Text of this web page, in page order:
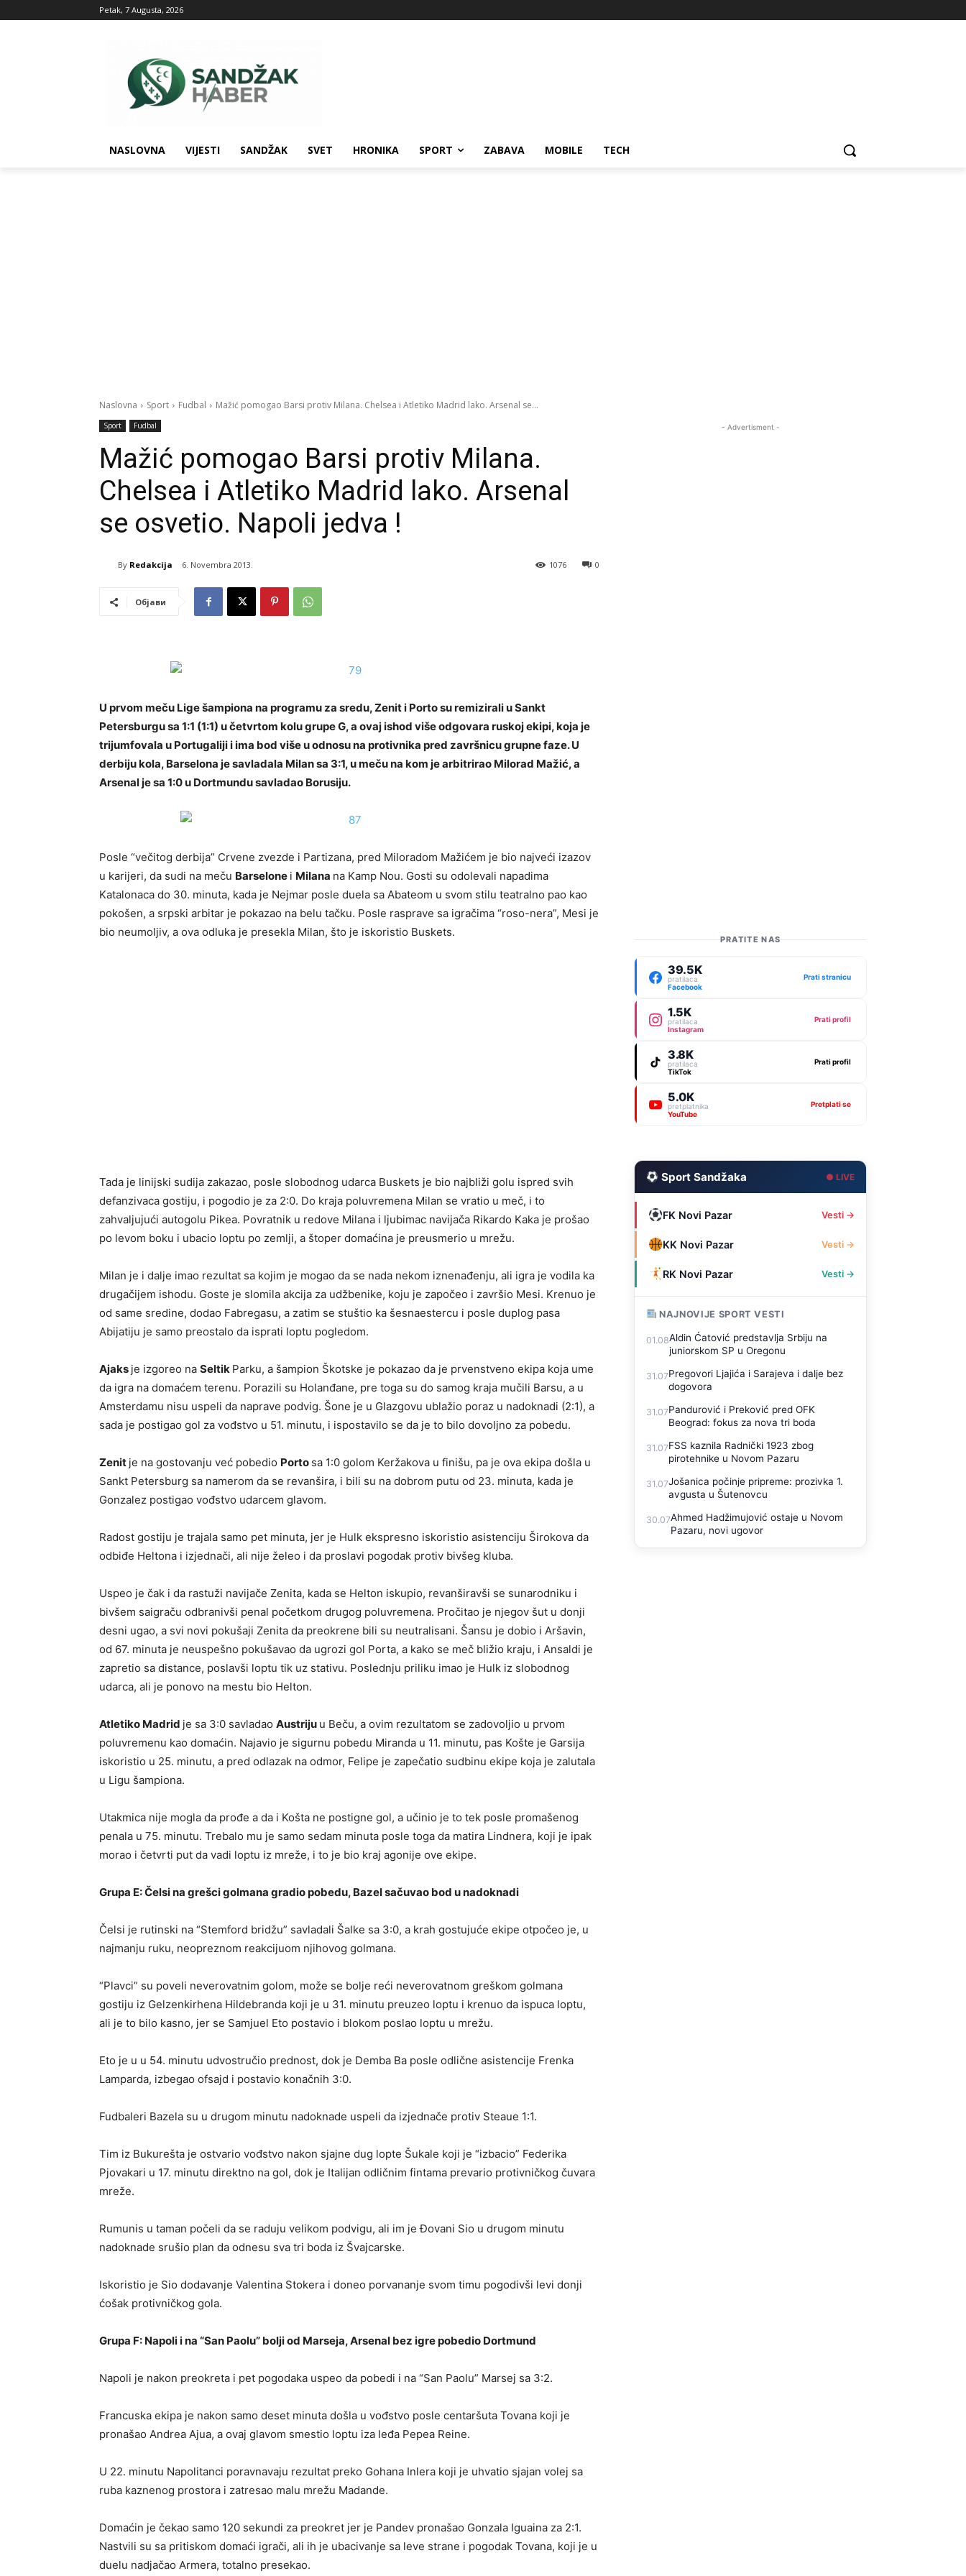
Petak, 7 Augusta, 2026
NASLOVNA VIJESTI SANDŽAK SVET HRONIKA SPORT ZABAVA MOBILE TECH
Naslovna Sport Fudbal Mažić pomogao Barsi protiv Milana. Chelsea i Atletiko Madrid lako. Arsenal se...
Sport Fudbal
Mažić pomogao Barsi protiv Milana.
Chelsea i Atletiko Madrid lako. Arsenal
se osvetio. Napoli jedva !
By Redakcija 6. Novembra 2013. 0
1076
Објави
U prvom meču Lige šampiona na programu za sredu, Zenit i Porto su remizirali u Sankt
Petersburgu sa 1:1 (1:1) u četvrtom kolu grupe G, a ovaj ishod više odgovara ruskoj ekipi, koja je
trijumfovala u Portugaliji i ima bod više u odnosu na protivnika pred završnicu grupne faze. U
derbiju kola, Barselona je savladala Milan sa 3:1, u meču na kom je arbitrirao Milorad Mažić, a
Arsenal je sa 1:0 u Dortmundu savladao Borusiju.
Posle “večitog derbija” Crvene zvezde i Partizana, pred Miloradom Mažićem je bio najveći izazov
u karijeri, da sudi na meču Barselone i Milana na Kamp Nou. Gosti su odolevali napadima
Katalonaca do 30. minuta, kada je Nejmar posle duela sa Abateom u svom stilu teatralno pao kao
pokošen, a srpski arbitar je pokazao na belu tačku. Posle rasprave sa igračima “roso-nera”, Mesi je
bio neumoljiv, a ova odluka je presekla Milan, što je iskoristio Buskets.
Tada je linijski sudija zakazao, posle slobodnog udarca Buskets je bio najbliži golu ispred svih
defanzivaca gostiju, i pogodio je za 2:0. Do kraja poluvremena Milan se vratio u meč, i to
zahvaljujući autogolu Pikea. Povratnik u redove Milana i ljubimac navijača Rikardo Kaka je prošao
po levom boku i ubacio loptu po zemlji, a štoper domaćina je preusmerio u mrežu.
Milan je i dalje imao rezultat sa kojim je mogao da se nada nekom iznenađenju, ali igra je vodila ka
drugačijem ishodu. Goste je slomila akcija za udžbenike, koju je započeo i završio Mesi. Krenuo je
od same sredine, dodao Fabregasu, a zatim se stuštio ka šesnaestercu i posle duplog pasa
Abijatiju je samo preostalo da isprati loptu pogledom.
Ajaks je izgoreo na Seltik Parku, a šampion Škotske je pokazao da je prvenstveno ekipa koja ume
da igra na domaćem terenu. Porazili su Holanđane, pre toga su do samog kraja mučili Barsu, a u
Amsterdamu nisu uspeli da naprave podvig. Šone je u Glazgovu ublažio poraz u nadoknadi (2:1), a
sada je postigao gol za vođstvo u 51. minutu, i ispostavilo se da je to bilo dovoljno za pobedu.
Zenit je na gostovanju već pobedio Porto sa 1:0 golom Keržakova u finišu, pa je ova ekipa došla u
Sankt Petersburg sa namerom da se revanšira, i bili su na dobrom putu od 23. minuta, kada je
Gonzalez postigao vođstvo udarcem glavom.
Radost gostiju je trajala samo pet minuta, jer je Hulk ekspresno iskoristio asistenciju Širokova da
odbiđe Heltona i izjednači, ali nije želeo i da proslavi pogodak protiv bivšeg kluba.
Uspeo je čak i da rastuži navijače Zenita, kada se Helton iskupio, revanširavši se sunarodniku i
bivšem saigraču odbranivši penal početkom drugog poluvremena. Pročitao je njegov šut u donji
desni ugao, a svi novi pokušaji Zenita da preokrene bili su neutralisani. Šansu je dobio i Aršavin,
od 67. minuta je neuspešno pokušavao da ugrozi gol Porta, a kako se meč bližio kraju, i Ansaldi je
zapretio sa distance, poslavši loptu tik uz stativu. Poslednju priliku imao je Hulk iz slobodnog
udarca, ali je ponovo na mestu bio Helton.
Atletiko Madrid je sa 3:0 savladao Austriju u Beču, a ovim rezultatom se zadovoljio u prvom
poluvremenu kao domaćin. Najavio je sigurnu pobedu Miranda u 11. minutu, pas Košte je Garsija
iskoristio u 25. minutu, a pred odlazak na odmor, Felipe je zapečatio sudbinu ekipe koja je zalutala
u Ligu šampiona.
Utakmica nije mogla da prođe a da i Košta ne postigne gol, a učinio je to tek posle promašenog
penala u 75. minutu. Trebalo mu je samo sedam minuta posle toga da matira Lindnera, koji je ipak
morao i četvrti put da vadi loptu iz mreže, i to je bio kraj agonije ove ekipe.
Grupa E: Čelsi na grešci golmana gradio pobedu, Bazel sačuvao bod u nadoknadi
Čelsi je rutinski na “Stemford bridžu” savladali Šalke sa 3:0, a krah gostujuće ekipe otpočeo je, u
najmanju ruku, neopreznom reakcijuom njihovog golmana.
“Plavci” su poveli neverovatnim golom, može se bolje reći neverovatnom greškom golmana
gostiju iz Gelzenkirhena Hildebranda koji je u 31. minutu preuzeo loptu i krenuo da ispuca loptu,
ali je to bilo kasno, jer se Samjuel Eto postavio i blokom poslao loptu u mrežu.
Eto je u u 54. minutu udvostručio prednost, dok je Demba Ba posle odlične asistencije Frenka
Lamparda, izbegao ofsajd i postavio konačnih 3:0.
Fudbaleri Bazela su u drugom minutu nadoknade uspeli da izjednače protiv Steaue 1:1.
Tim iz Bukurešta je ostvario vođstvo nakon sjajne dug lopte Šukale koji je “izbacio” Federika
Pjovakari u 17. minutu direktno na gol, dok je Italijan odličnim fintama prevario protivničkog čuvara
mreže.
Rumunis u taman počeli da se raduju velikom podvigu, ali im je Đovani Sio u drugom minutu
nadoknade srušio plan da odnesu sva tri boda iz Švajcarske.
Iskoristio je Sio dodavanje Valentina Stokera i doneo porvananje svom timu pogodivši levi donji
ćošak protivničkog gola.
Grupa F: Napoli i na “San Paolu” bolji od Marseja, Arsenal bez igre pobedio Dortmund
Napoli je nakon preokreta i pet pogodaka uspeo da pobedi i na “San Paolu” Marsej sa 3:2.
Francuska ekipa je nakon samo deset minuta došla u vođstvo posle centaršuta Tovana koji je
pronašao Andrea Ajua, a ovaj glavom smestio loptu iza leđa Pepea Reine.
U 22. minutu Napolitanci poravnavaju rezultat preko Gohana Inlera koji je uhvatio sjajan volej sa
ruba kaznenog prostora i zatresao malu mrežu Madande.
Domaćin je čekao samo 120 sekundi za preokret jer je Pandev pronašao Gonzala Iguaina za 2:1.
Nastvili su sa pritiskom domaći igrači, ali ih je ubacivanje sa leve strane i pogodak Tovana, koji je u
duelu nadjačao Armera, totalno presekao.
- Advertisment -
PRATITE NAS
39.5K
pratilaca
Facebook
Prati stranicu
1.5K
pratilaca
Instagram
Prati profil
3.8K
pratilaca
TikTok
Prati profil
5.0K
pretplatnika
YouTube
Pretplati se
Sport Sandžaka ● LIVE
FK Novi Pazar Vesti →
KK Novi Pazar Vesti →
RK Novi Pazar Vesti →
NAJNOVIJE SPORT VESTI
01.08Aldin Ćatović predstavlja Srbiju na
juniorskom SP u Oregonu
31.07Pregovori Ljajića i Sarajeva i dalje bez
dogovora
31.07Pandurović i Preković pred OFK
Beograd: fokus za nova tri boda
31.07FSS kaznila Radnički 1923 zbog
pirotehnike u Novom Pazaru
31.07Jošanica počinje pripreme: prozivka 1.
avgusta u Šutenovcu
30.07Ahmed Hadžimujović ostaje u Novom
Pazaru, novi ugovor